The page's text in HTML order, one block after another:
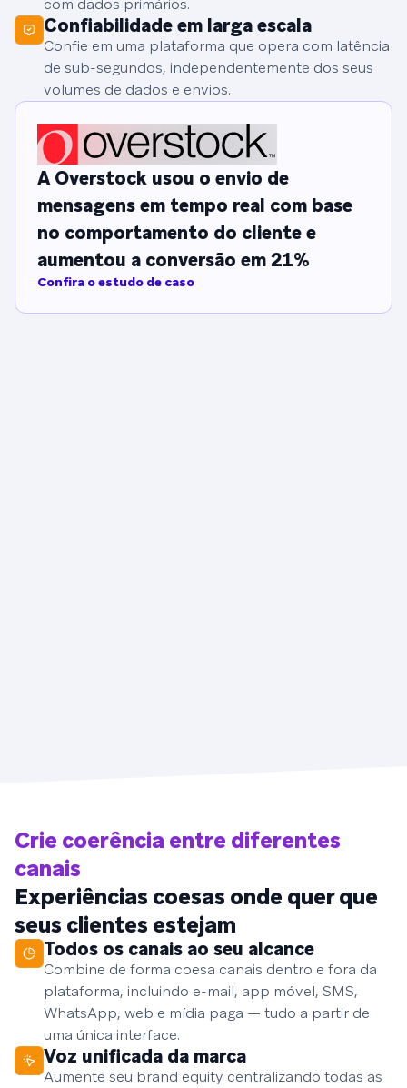
com dados primários.
Confiabilidade em larga escala
Confie em uma plataforma que opera com latência
de sub-segundos, independentemente dos seus
volumes de dados e envios.
A Overstock usou o envio de
mensagens em tempo real com base
no comportamento do cliente e
aumentou a conversão em 21%
Confira o estudo de caso
Crie coerência entre diferentes
canais
Experiências coesas onde quer que
seus clientes estejam
Todos os canais ao seu alcance
Combine de forma coesa canais dentro e fora da
plataforma, incluindo e-mail, app móvel, SMS,
WhatsApp, web e mídia paga — tudo a partir de
uma única interface.
Voz unificada da marca
Aumente seu brand equity centralizando todas as